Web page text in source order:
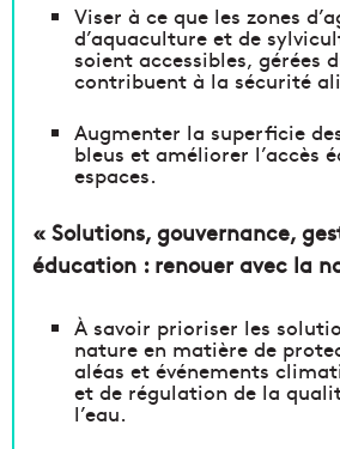
Viser à ce que les zones
d’aquaculture et de
soient accessibles, gérées
contribuent à la sécurité
Augmenter la superficie
bleus et améliorer l’accès
espaces.
« Solutions, gouvernance,
éducation : renouer avec la
À savoir prioriser les
nature en matière de
aléas et événements
et de régulation de la
l’eau.